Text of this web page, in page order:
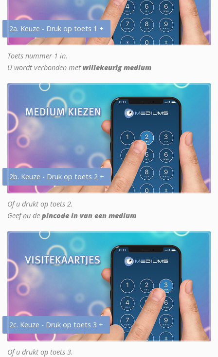
2a. Keuze - Druk op toets 1 +
Toets nummer 1 in.
U wordt verbonden met willekeurig medium
2b. Keuze - Druk op toets 2 +
Of u drukt op toets 2.
Geef nu de pincode in van een medium
2c. Keuze - Druk op toets 3 +
Of u drukt op toets 3.